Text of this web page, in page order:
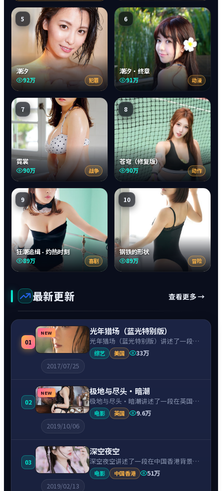
5
潮汐
92万 犯罪
6
潮汐·终章
91万 动漫
7
霓裳
90万 战争
8
苍穹（修复版）
90万 动作
9
狂潮追缉 - 灼热时刻
89万 喜剧
10
钢铁的形状
89万 冒险
最新更新 查看更多 →
01
NEW 光年猎场（蓝光特别版）
光年猎场（蓝光特别版）讲述了一段在
美国背景下的喜剧故事，围绕斯嘉丽·
约翰逊饰演的主角逐层展开，人物动机
综艺 美国
33万
2017/07/25
02
NEW 极地与尽头·暗潮
极地与尽头·暗潮讲述了一段在英国背
景下的悬疑故事，围绕蒂尔达·斯文顿
饰演的主角逐层展开，人物动机与命运
电影 英国
9.6万
2019/10/06
03
深空夜空
深空夜空讲述了一段在中国香港背景下
的爱情故事，围绕黄秋生饰演的主角逐
层展开，人物动机与命运转折相互牵
电影 中国香港
51万
2019/02/13